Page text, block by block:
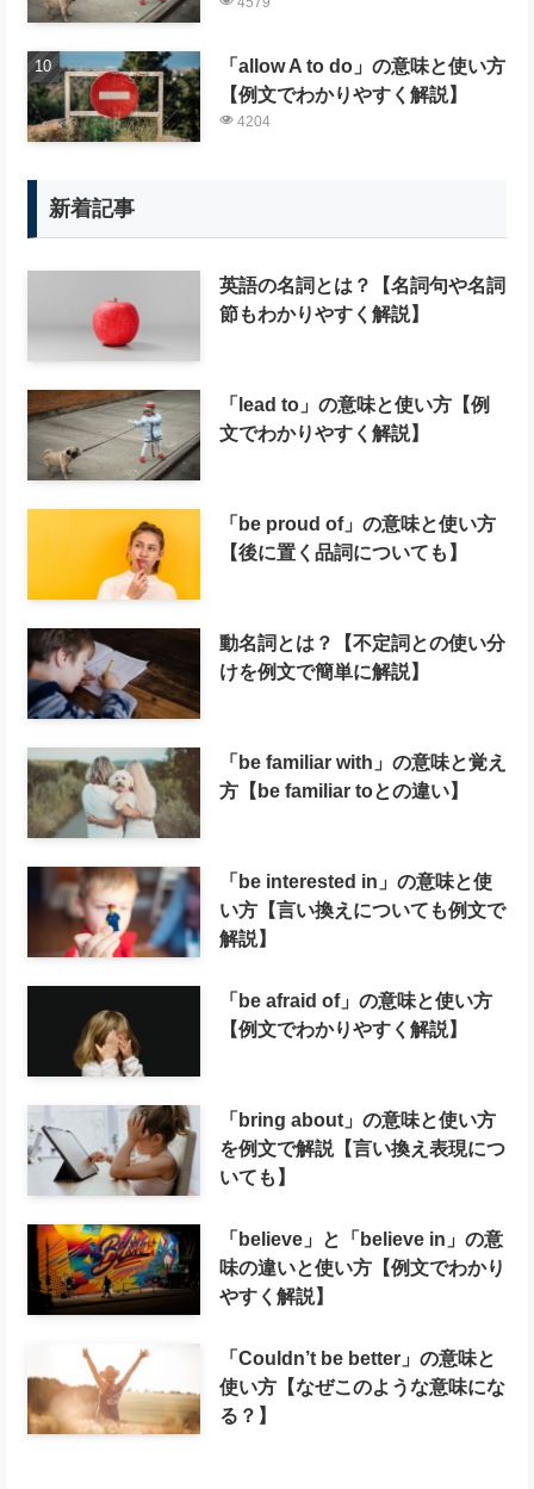
「allow A to do」の意味と使い方
【例文でわかりやすく解説】
4204
新着記事
英語の名詞とは？【名詞句や名詞
節もわかりやすく解説】
「lead to」の意味と使い方【例
文でわかりやすく解説】
「be proud of」の意味と使い方
【後に置く品詞についても】
動名詞とは？【不定詞との使い分
けを例文で簡単に解説】
「be familiar with」の意味と覚え
方【be familiar toとの違い】
「be interested in」の意味と使
い方【言い換えについても例文で
解説】
「be afraid of」の意味と使い方
【例文でわかりやすく解説】
「bring about」の意味と使い方
を例文で解説【言い換え表現につ
いても】
「believe」と「believe in」の意
味の違いと使い方【例文でわかり
やすく解説】
「Couldn’t be better」の意味と
使い方【なぜこのような意味にな
る？】